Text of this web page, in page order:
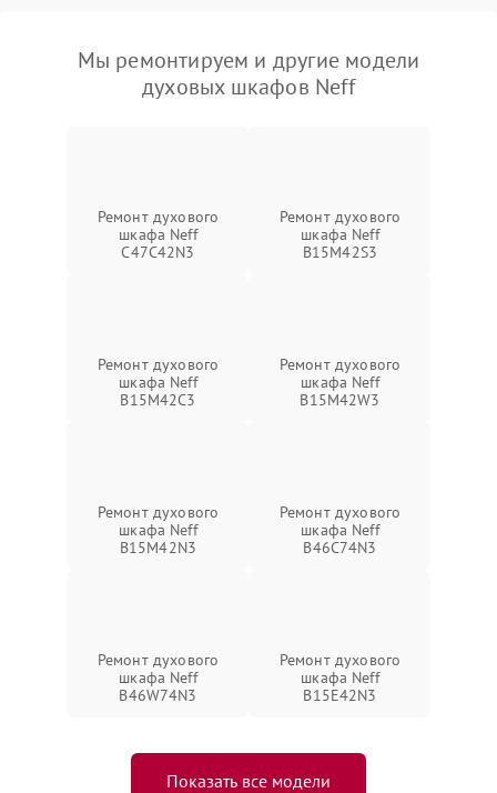
Мы ремонтируем и другие модели
духовых шкафов Neff
Ремонт духового
шкафа Neff
C47C42N3
Ремонт духового
шкафа Neff
B15M42S3
Ремонт духового
шкафа Neff
B15M42C3
Ремонт духового
шкафа Neff
B15M42W3
Ремонт духового
шкафа Neff
B15M42N3
Ремонт духового
шкафа Neff
B46C74N3
Ремонт духового
шкафа Neff
B46W74N3
Ремонт духового
шкафа Neff
B15E42N3
Показать все модели